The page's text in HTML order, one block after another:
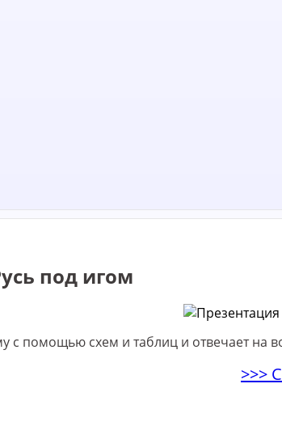
под игом
с помощью схем и таблиц и отвечает на
>>>